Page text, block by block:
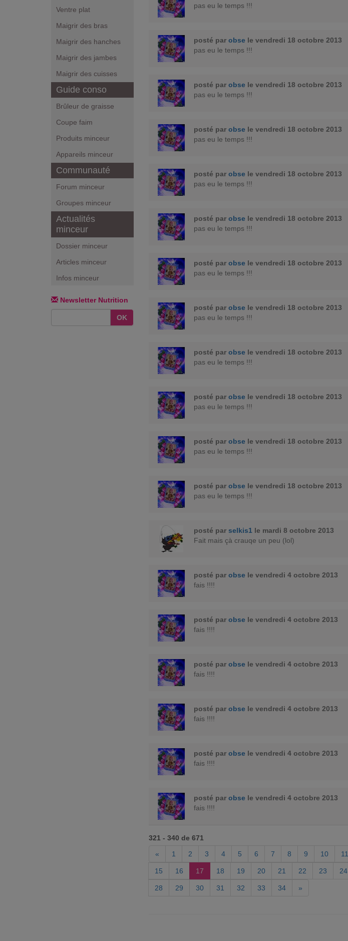
Ventre plat
Maigrir des bras
Maigrir des hanches
Maigrir des jambes
Maigrir des cuisses
Guide conso
Brûleur de graisse
Coupe faim
Produits minceur
Appareils minceur
Communauté
Forum minceur
Groupes minceur
Actualités
minceur
Dossier minceur
Articles minceur
Infos minceur
Newsletter Nutrition
OK
pas eu le temps !!!
posté par obse le vendredi 18 octobre 2013
pas eu le temps !!!
posté par obse le vendredi 18 octobre 2013
pas eu le temps !!!
posté par obse le vendredi 18 octobre 2013
pas eu le temps !!!
posté par obse le vendredi 18 octobre 2013
pas eu le temps !!!
posté par obse le vendredi 18 octobre 2013
pas eu le temps !!!
posté par obse le vendredi 18 octobre 2013
pas eu le temps !!!
posté par obse le vendredi 18 octobre 2013
pas eu le temps !!!
posté par obse le vendredi 18 octobre 2013
pas eu le temps !!!
posté par obse le vendredi 18 octobre 2013
pas eu le temps !!!
posté par obse le vendredi 18 octobre 2013
pas eu le temps !!!
posté par obse le vendredi 18 octobre 2013
pas eu le temps !!!
posté par selkis1 le mardi 8 octobre 2013
Fait mais çà crauqe un peu (lol)
posté par obse le vendredi 4 octobre 2013
fais !!!!
posté par obse le vendredi 4 octobre 2013
fais !!!!
posté par obse le vendredi 4 octobre 2013
fais !!!!
posté par obse le vendredi 4 octobre 2013
fais !!!!
posté par obse le vendredi 4 octobre 2013
fais !!!!
posté par obse le vendredi 4 octobre 2013
fais !!!!
321 - 340 de 671
«
1 2 3 4 5 6 7 8 9 10 11
15 16 17 18 19 20 21 22 23 24
28 29 30 31 32 33 34 »